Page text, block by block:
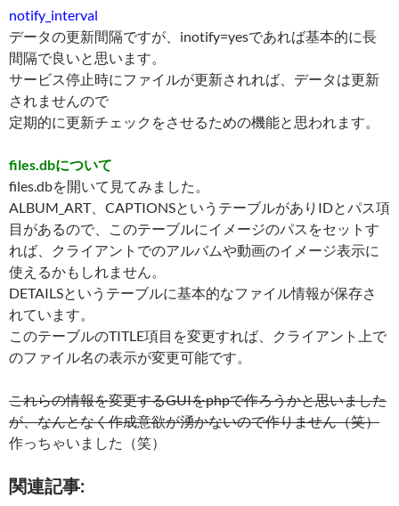
notify_interval
データの更新間隔ですが、inotify=yesであれば基本的に長
間隔で良いと思います。
サービス停止時にファイルが更新されれば、データは更新
されませんので
定期的に更新チェックをさせるための機能と思われます。
files.dbについて
files.dbを開いて見てみました。
ALBUM_ART、CAPTIONSというテーブルがありIDとパス項
目があるので、このテーブルにイメージのパスをセットす
れば、クライアントでのアルバムや動画のイメージ表示に
使えるかもしれません。
DETAILSというテーブルに基本的なファイル情報が保存さ
れています。
このテーブルのTITLE項目を変更すれば、クライアント上で
のファイル名の表示が変更可能です。
これらの情報を変更するGUIをphpで作ろうかと思いました
が、なんとなく作成意欲が湧かないので作りません（笑）
作っちゃいました（笑）
関連記事: